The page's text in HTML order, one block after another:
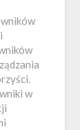
w